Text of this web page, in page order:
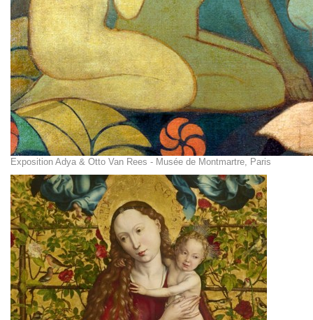
Exposition Adya & Otto Van Rees - Musée de Montmartre, Paris